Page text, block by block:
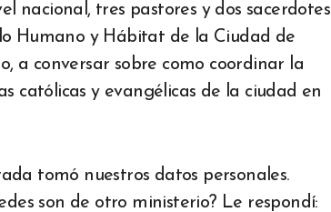
nacional, tres pastores y dos sacerdotes
Humano y Hábitat de la Ciudad de
a conversar sobre como coordinar la
católicas y evangélicas de la ciudad en
tomó nuestros datos personales.
son de otro ministerio? Le respondí: